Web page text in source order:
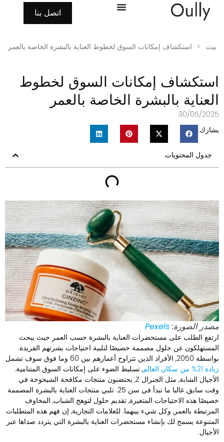
اتصل بنا
بيت > استكشاف إمكانات السوق لخطوط العناية بالبشرة الخاصة بالعمر
إمكانات السوق لخطوط
بالبشرة الخاصة بالعمر
30/05/
جدول المحتويات
الصورة:Pexels
الطلب على مستحضرات العناية بالبشرة حسب العمر حيث يبحث
عن حلول مصممة خصيصًا لتلبية احتياجات بشرتهم الفريدة.
الأفراد الذين تتراوح أعمارهم بين 60 وما فوق سوف تشمل
من سكان العالم
, تسليط الضوء على إمكانات السوق المتنامية.
الأجيال الشابة, مثل الجنرال Z, يحتضنون منتجات مكافحة الشيخوخة في
وقت سابق, غالبا ما تبدأ في سن 25. تلبي منتجات العناية بالبشرة المصممة
هذه الاحتياجات المتغيرة, تقديم حلول لتوهج الشباب, المخاوف
بالعمر, وكل شيء بينهما. للعلامات التجارية, إن فهم هذه المتطلبات
يسمح لك بإنشاء مستحضرات العناية بالبشرة التي يتردد صداها عبر